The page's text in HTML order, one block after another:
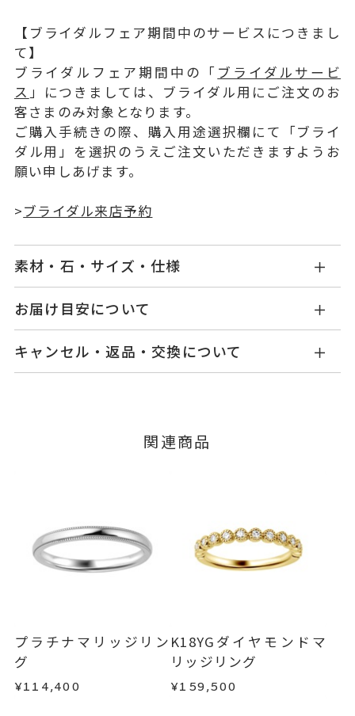
【ブライダルフェア期間中のサービスにつきまし
て】
ブライダルフェア期間中の「 ブライダルサービ
ス 」につきましては、ブライダル用にご注文のお
客さまのみ対象となります。
ご購入手続きの際、購入用途選択欄にて「ブライ
ダル用」を選択のうえご注文いただきますようお
願い申しあげます。
>ブライダル来店予約
素材・石・サイズ・仕様
品番
NG1201W001WDMM
素材
Pt900
石
ダイヤモンド 0.15ct
サイズ直し #7以上 は+2、-1まで
詳細
リング幅 約2.4mm
ハーフエタニティ
刻印
インサイドストーン 可
刻印をお入れしない場合のお届け
目安:約1ヶ月半
お届け目安について
てご案内いたします。
詳しくはこちら
キャンセル・返品・交換について
ージの購入履歴一覧よりご注文状況をご確認いた
わせフォームよりご連絡ください。
・受注生産の商品
・お客さまのお手元で傷や汚れが発生した商品
・到着後ご連絡無く7日以上経過した商品
・刻印をお入れした商品
関連商品
プラチナマリッジリン
グ
¥114,400
K18YGダイヤモンドマ
リッジリング
¥159,500